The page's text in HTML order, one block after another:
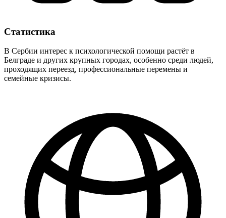
Статистика
В Сербии интерес к психологической помощи растёт в
Белграде и других крупных городах, особенно среди людей,
проходящих переезд, профессиональные перемены и
семейные кризисы.